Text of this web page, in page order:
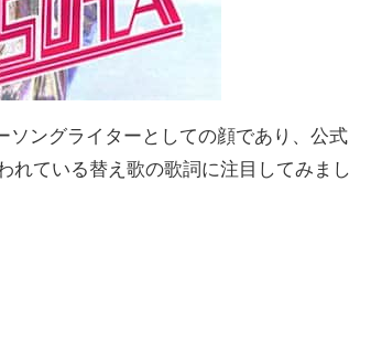
ソングライターとしての顔であり、公式
れている替え歌の歌詞に注目してみまし